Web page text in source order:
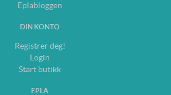
Eplabloggen
DIN KONTO
Registrer deg!
Login
Start butikk
EPLA